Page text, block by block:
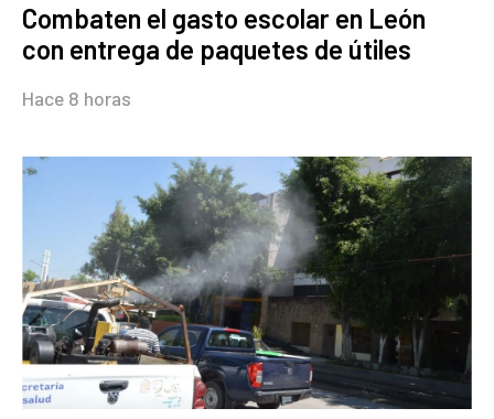
Combaten el gasto escolar en León
con entrega de paquetes de útiles
Hace 8 horas